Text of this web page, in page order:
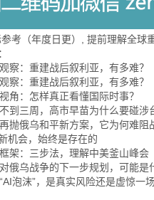
参考（年度日更）, 提前理解全球
察：重建战后叙利亚，有多难？
察：重建战后叙利亚，有多难？
角：怎样真正看懂国际时事？
到三周，高市早苗为什么要碰涉
抛俄乌和平新方案，它为何难阻
机会，始终是存在的
架：三步法，理解中美釜山峰会
俄乌战争的下一步规划，可能是
泡沫”，是真实风险还是虚惊一场